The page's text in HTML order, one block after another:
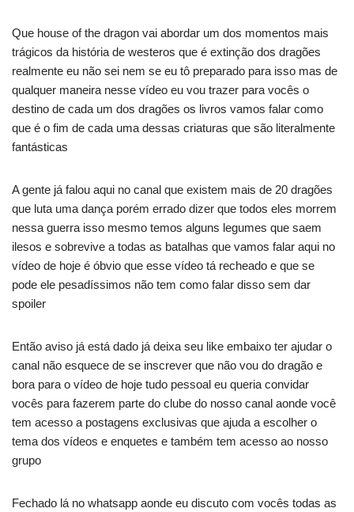
Que house of the dragon vai abordar um dos momentos mais
trágicos da história de westeros que é extinção dos dragões
realmente eu não sei nem se eu tô preparado para isso mas de
qualquer maneira nesse vídeo eu vou trazer para vocês o
destino de cada um dos dragões os livros vamos falar como
que é o fim de cada uma dessas criaturas que são literalmente
fantásticas
A gente já falou aqui no canal que existem mais de 20 dragões
que luta uma dança porém errado dizer que todos eles morrem
nessa guerra isso mesmo temos alguns legumes que saem
ilesos e sobrevive a todas as batalhas que vamos falar aqui no
vídeo de hoje é óbvio que esse vídeo tá recheado e que se
pode ele pesadíssimos não tem como falar disso sem dar
spoiler
Então aviso já está dado já deixa seu like embaixo ter ajudar o
canal não esquece de se inscrever que não vou do dragão e
bora para o vídeo de hoje tudo pessoal eu queria convidar
vocês para fazerem parte do clube do nosso canal aonde você
tem acesso a postagens exclusivas que ajuda a escolher o
tema dos vídeos e enquetes e também tem acesso ao nosso
grupo
Fechado lá no whatsapp aonde eu discuto com vocês todas as